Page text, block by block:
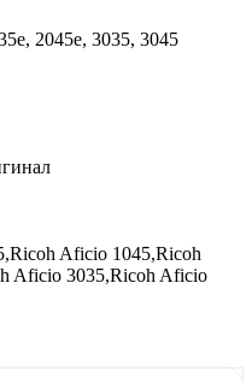
2045e, 3035, 3045
Aficio 1045,Ricoh
Aficio 3035,Ricoh Aficio